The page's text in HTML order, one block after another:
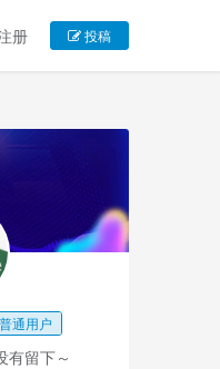
册 投稿
普通用户
有留下～